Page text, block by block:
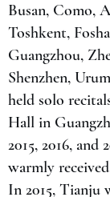
Busan, Como,
Toshkent,
Guangzhou,
Shenzhen,
held solo
Hall in
2015, 2016, and
warmly
In 2015, Tianju